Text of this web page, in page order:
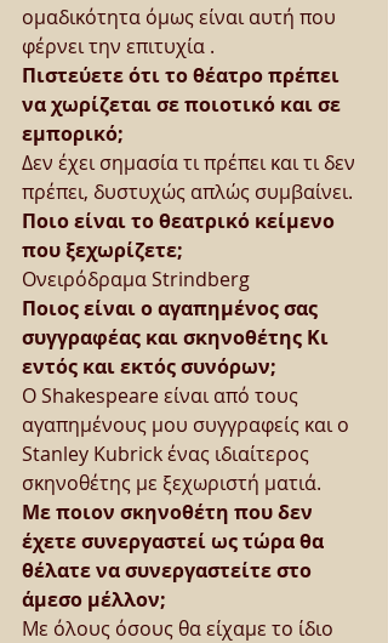
ομαδικότητα όμως είναι αυτή που
φέρνει την επιτυχία .
Πιστεύετε ότι το θέατρο πρέπει
να χωρίζεται σε ποιοτικό και σε
εμπορικό;
Δεν έχει σημασία τι πρέπει και τι δεν
πρέπει, δυστυχώς απλώς συμβαίνει.
Ποιο είναι το θεατρικό κείμενο
που ξεχωρίζετε;
Ονειρόδραμα Strindberg
Ποιος είναι ο αγαπημένος σας
συγγραφέας και σκηνοθέτης Κι
εντός και εκτός συνόρων;
Ο Shakespeare είναι από τους
αγαπημένους μου συγγραφείς και ο
Stanley Kubrick ένας ιδιαίτερος
σκηνοθέτης με ξεχωριστή ματιά.
Με ποιον σκηνοθέτη που δεν
έχετε συνεργαστεί ως τώρα θα
θέλατε να συνεργαστείτε στο
άμεσο μέλλον;
Με όλους όσους θα είχαμε το ίδιο